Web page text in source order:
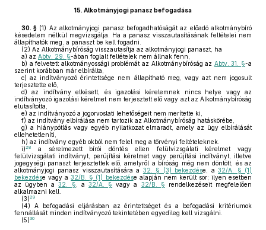
15. Alkotmányjogi panasz befogadása
30. § (1) Az alkotmányjogi panasz befogadhatóságát az előadó alkotmánybíró
késedelem nélkül megvizsgálja. Ha a panasz visszautasításának feltételei nem
állapíthatók meg, a panaszt be kell fogadni.
(2) Az Alkotmánybíróság visszautasítja az alkotmányjogi panaszt, ha
a) az Abtv. 29. §-ában foglalt feltételek nem állnak fenn,
b) a felvetett alkotmányossági problémát az Alkotmánybíróság az Abtv. 31. §-a
szerint korábban már elbírálta,
c) az indítványozó érintettsége nem állapítható meg, vagy azt nem jogosult
terjesztette elő,
d) az indítvány elkésett, és igazolási kérelemnek nincs helye vagy az
indítványozó igazolási kérelmet nem terjesztett elő vagy azt az Alkotmánybíróság
elutasította,
e) az indítványozó a jogorvoslati lehetőségeit nem merítette ki,
f) az indítvány elbírálása nem tartozik az Alkotmánybíróság hatáskörébe,
g) a hiánypótlás vagy egyéb nyilatkozat elmaradt, amely az ügy elbírálását
ellehetetleníti,
h) az indítvány egyéb okból nem felel meg a törvényi feltételeknek.
i)28
a sérelmezett bírói döntés ellen felülvizsgálati kérelmet vagy
felülvizsgálati indítványt, perújítási kérelmet vagy perújítási indítványt, illetve
jogegységi panaszt terjesztettek elő, amelyről a bíróság még nem döntött, és az
alkotmányjogi panasz visszautasítására a 32. § (3) bekezdése, a32/A. § (1)
bekezdése vagy a32/B. § (1) bekezdése alapján nem került sor; ilyen esetben
az ügyben a32. § , a 32/A. § vagy a 32/B. § rendelkezéseit megfelelően
alkalmazni kell.
(3)29
(4) A befogadási eljárásban az érintettséget és a befogadási kritériumok
fennállását minden indítványozó tekintetében egyedileg kell vizsgálni.
(5)30